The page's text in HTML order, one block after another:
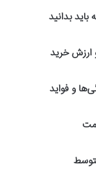
بدانید
ارزش خرید
و فواید